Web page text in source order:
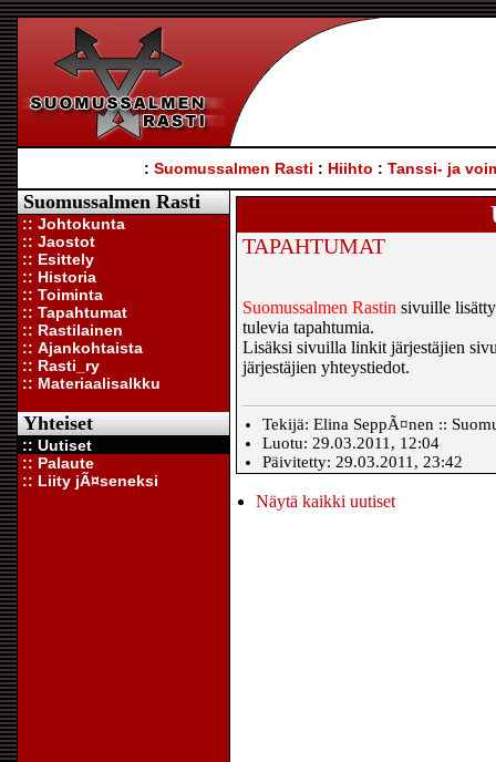
: Suomussalmen Rasti : Hiihto : Tanssi- ja
Suomussalmen Rasti
:: Johtokunta
:: Jaostot
:: Esittely
:: Historia
:: Toiminta
:: Tapahtumat
:: Rastilainen
:: Ajankohtaista
:: Rasti_ry
:: Materiaalisalkku
Yhteiset
:: Uutiset
:: Palaute
:: Liity jÃ¤seneksi
TAPAHTUMAT
Suomussalmen Rastin sivuille
tulevia tapahtumia.
Lisäksi sivuilla linkit järjestäjien
järjestäjien yhteystiedot.
Tekijä: Elina SeppÃ¤nen ::
Luotu: 29.03.2011, 12:04
Päivitetty: 29.03.2011, 23:42
Näytä kaikki uutiset